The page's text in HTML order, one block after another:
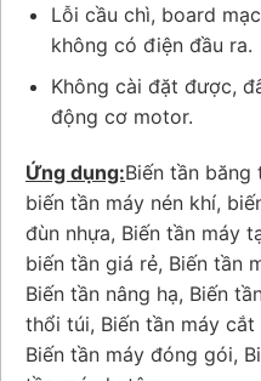
Lỗi cầu chì, board
không có điện đầu ra.
Không cài đặt được,
động cơ motor.
Ứng dụng:Biến tần băng
biến tần máy nén khí,
đùn nhựa, Biến tần máy
biến tần giá rẻ, Biến tần
Biến tần nâng hạ, Biến
thổi túi, Biến tần máy
Biến tần máy đóng gói,